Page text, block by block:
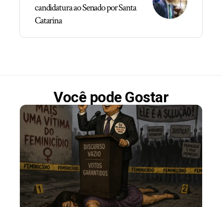
candidatura ao Senado por Santa
Catarina
Você pode Gostar